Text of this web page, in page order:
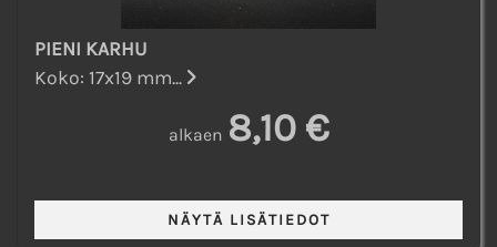
PIENI KARHU
Koko: 17x19 mm...
alkaen 8,10 €